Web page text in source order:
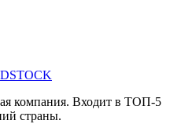
компания. Входит в ТОП-5
страны.